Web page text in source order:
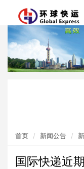
首页 新闻公告
国际快递近